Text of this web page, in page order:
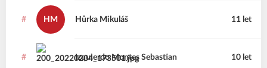
# HM Mikuláš
Hůrka 11 let
# Sebastian
Izquierdo Montes 10 let